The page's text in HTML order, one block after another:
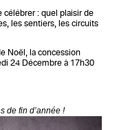
célébrer : quel plaisir de
les sentiers, les circuits
Noël, la concession
24 Décembre à 17h30
de fin d’année !